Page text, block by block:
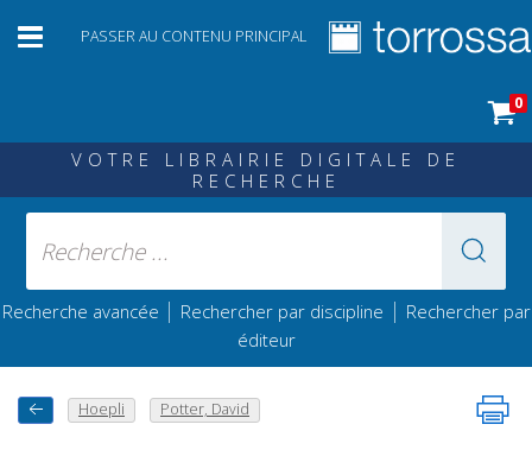
PASSER AU CONTENU PRINCIPAL
0
VOTRE LIBRAIRIE DIGITALE DE
RECHERCHE
Recherche avancée | Rechercher par discipline | Rechercher par
éditeur
Hoepli Potter, David